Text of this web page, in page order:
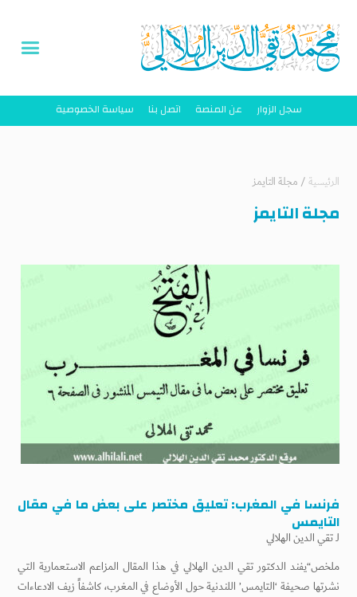
سجل الزوار عن المنصة اتصل بنا سياسة الخصوصية
الرئيسية/ مجلة التايمز
مجلة التايمز
فرنسا في المغرب: تعليق مختصر على بعض ما في مقال
التايمس
لـتقي الدين الهلالي
ملخص“يفند الدكتور تقي الدين الهلالي في هذا المقال المزاعم الاستعمارية التي
نشرتها صحيفة ‘التايمس’ اللندنية حول الأوضاع في المغرب، كاشفاً زيف الادعاءات